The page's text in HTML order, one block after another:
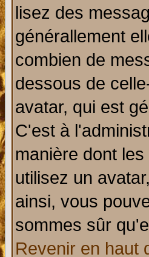
lisez des
générallement
combien de
dessous de
avatar, qui est
C'est à
manière dont
utilisez un
ainsi, vous
sommes sûr
Revenir en haut